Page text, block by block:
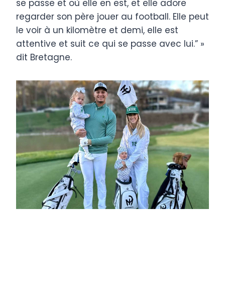
se passe et où elle en est, et elle adore
regarder son père jouer au football. Elle peut
le voir à un kilomètre et demi, elle est
attentive et suit ce qui se passe avec lui.” »
dit Bretagne.